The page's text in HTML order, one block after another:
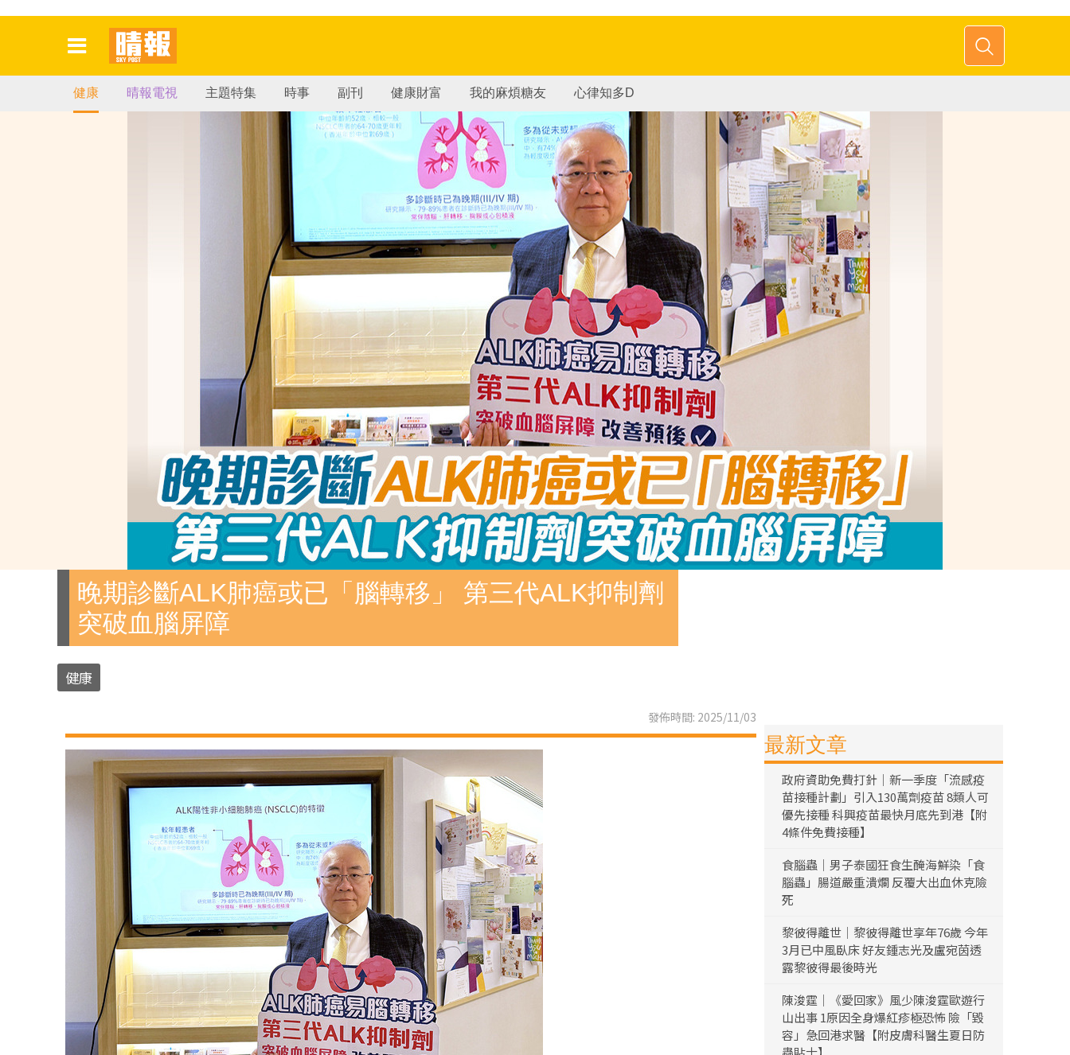
健康 晴報電視 主題特集 時事 副刊 健康財富 我的麻煩糖友 心律知多D
晚期診斷ALK肺癌或已「腦轉移」 第三代ALK抑制劑
突破血腦屏障
健康
發佈時間: 2025/11/03
最新文章
政府資助免費打針｜新一季度「流感疫
苗接種計劃」引入130萬劑疫苗 8類人可
優先接種 科興疫苗最快月底先到港【附
4條件免費接種】
食腦蟲｜男子泰國狂食生醃海鮮染「食
腦蟲」腸道嚴重潰爛 反覆大出血休克險
死
黎彼得離世｜黎彼得離世享年76歲 今年
3月已中風臥床 好友鍾志光及盧宛茵透
露黎彼得最後時光
陳浚霆｜《愛回家》風少陳浚霆歐遊行
山出事 1原因全身爆紅疹極恐怖 險「毀
容」急回港求醫【附皮膚科醫生夏日防